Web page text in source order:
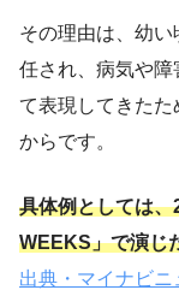
その理由は、幼
任され、病気や障
て表現してきた
からです。
具体例としては
WEEKS」で演じ
出典・マイナビ